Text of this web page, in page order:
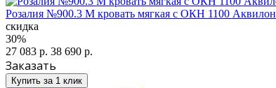
Розалия №900.3 М кровать мягкая с ОКН 1100 Аквилон
скидка
30%
27 083 р. 38 690 р.
Заказать
Купить за 1 клик